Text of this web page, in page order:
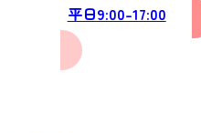
平日9:00-17:00